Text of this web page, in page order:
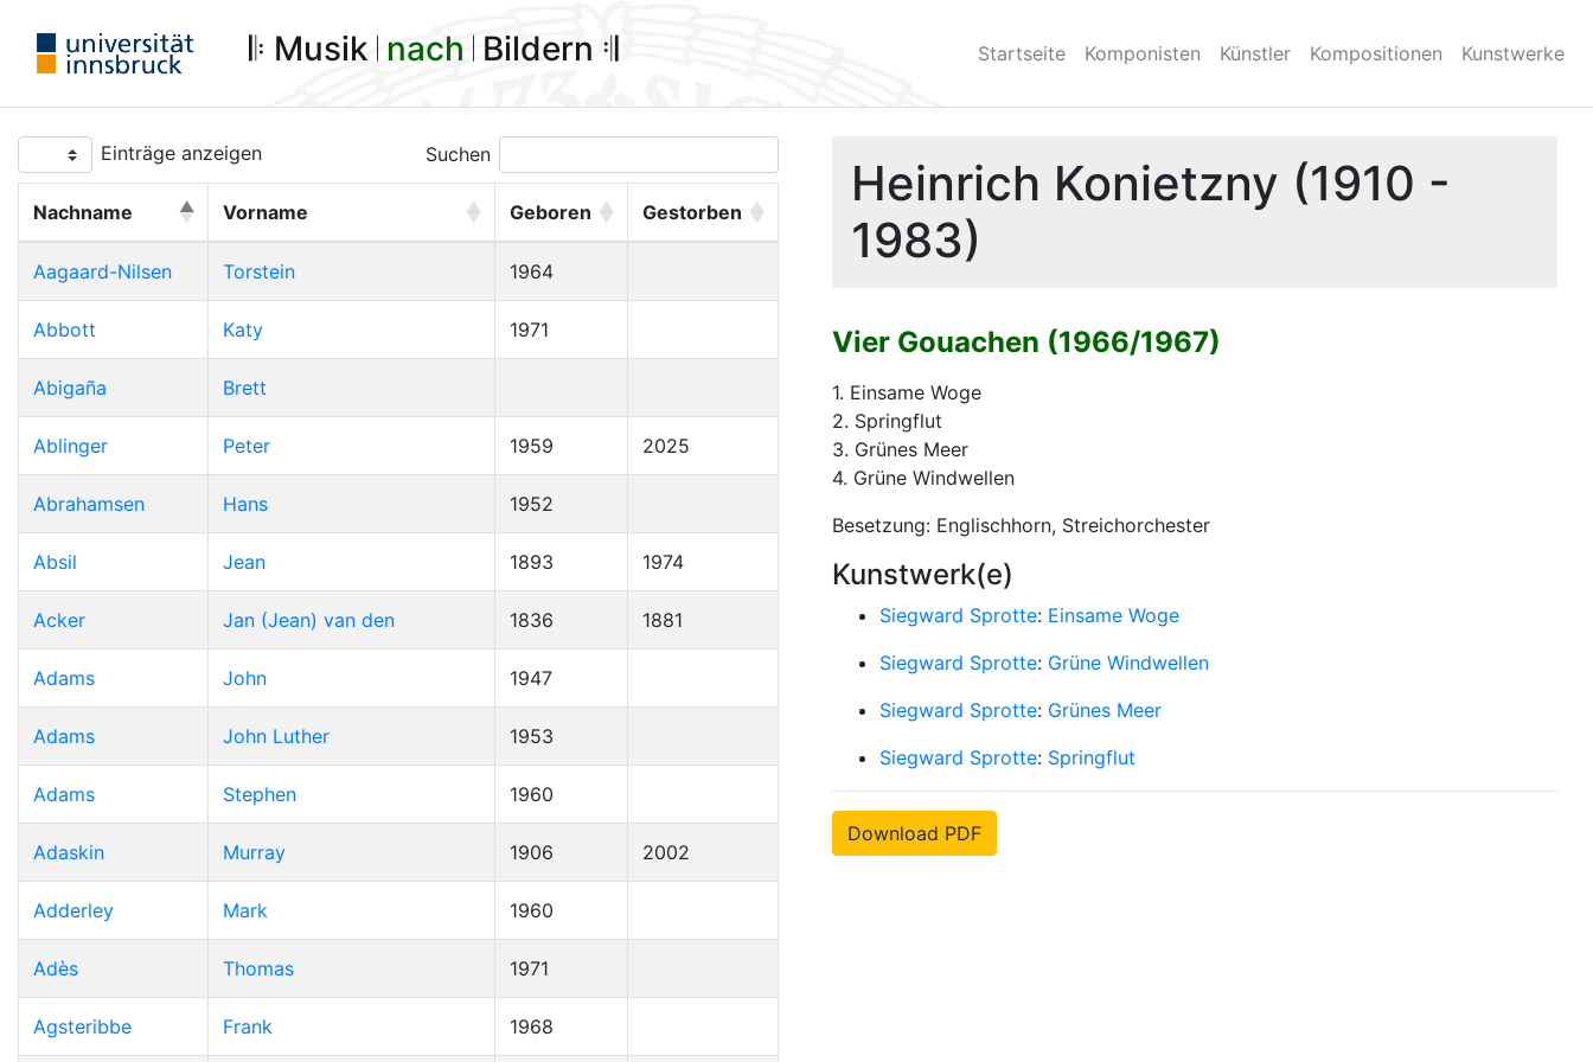
𝄆 Musik 𝄀 nach 𝄀 Bildern 𝄇 Startseite Komponisten Künstler Kompositionen Kunstwerke
Einträge anzeigen Suchen
Nachname Vorname Geboren Gestorben
Aagaard-Nilsen Torstein 1964
Abbott Katy 1971
Abigaña Brett
Ablinger Peter 1959 2025
Abrahamsen Hans 1952
Absil Jean 1893 1974
Acker Jan (Jean) van den 1836 1881
Adams John 1947
Adams John Luther 1953
Adams Stephen 1960
Adaskin Murray 1906 2002
Adderley Mark 1960
Adès Thomas 1971
Agsteribbe Frank 1968
Heinrich Konietzny (1910 -
1983)
Vier Gouachen (1966/1967)
1. Einsame Woge
2. Springflut
3. Grünes Meer
4. Grüne Windwellen
Besetzung: Englischhorn, Streichorchester
Kunstwerk(e)
Siegward Sprotte: Einsame Woge
Siegward Sprotte: Grüne Windwellen
Siegward Sprotte: Grünes Meer
Siegward Sprotte: Springflut
Download PDF